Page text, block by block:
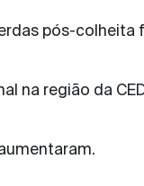
pós-colheita
na região da